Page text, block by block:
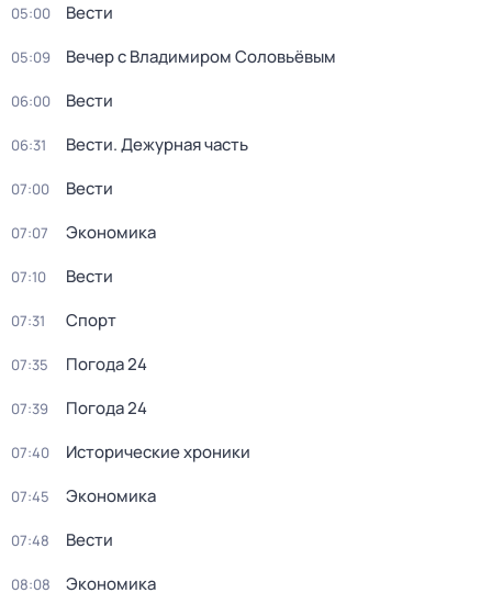
05:00 Вести
05:09 Вечер с Владимиром Соловьёвым
06:00 Вести
06:31 Вести. Дежурная часть
07:00 Вести
07:07 Экономика
07:10 Вести
07:31 Спорт
07:35 Погода 24
07:39 Погода 24
07:40 Исторические хроники
07:45 Экономика
07:48 Вести
08:08 Экономика